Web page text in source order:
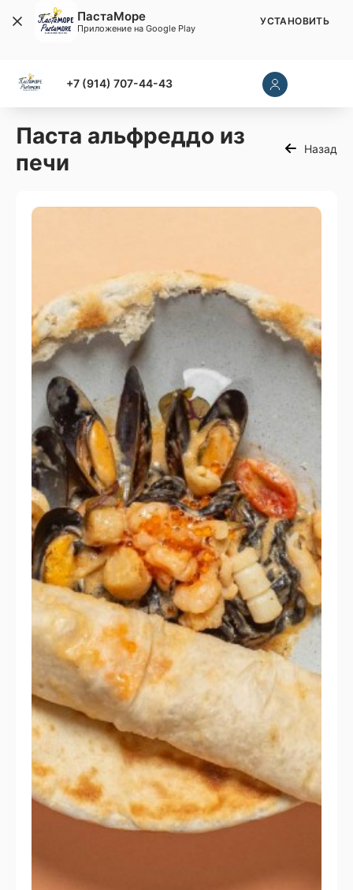
+7 (914) 707-44-43
Паста альфреддо из
печи
Назад
ПастаМоре
Приложение на Google Play
УСТАНОВИТЬ